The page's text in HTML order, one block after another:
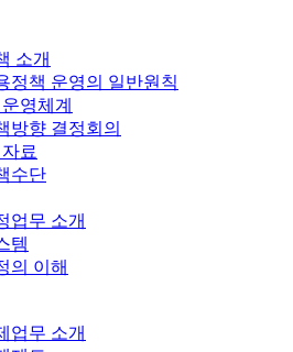
소개
정책 운영의 일반원칙
영체계
방향 결정회의
료
수단
업무 소개
템
의 이해
업무 소개